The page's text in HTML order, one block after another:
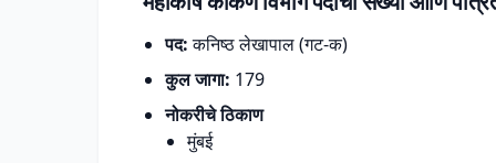
पद:कनिष्ठ लेखापाल (गट-क)
कुल जागा: 179
नोकरीचे ठिकाण
मुंबई